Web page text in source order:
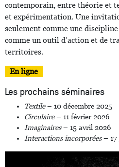
contemporain, entre théorie et
et expérimentation. Une
seulement comme une
comme un outil d’action et de
territoires.
En ligne
Les prochains séminaires
Textile– 10 décembre 2025
Circulaire– 11 février 2026
Imaginaires– 15 avril 2026
Interactions incorporées– 17